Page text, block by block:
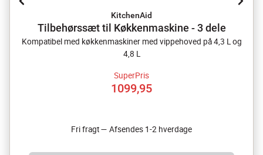
KitchenAid
Tilbehørssæt til Køkkenmaskine - 3 dele
Kompatibel med køkkenmaskiner med vippehoved på 4,3 L og
4,8 L
SuperPris
1099,95
Fri fragt — Afsendes 1-2 hverdage